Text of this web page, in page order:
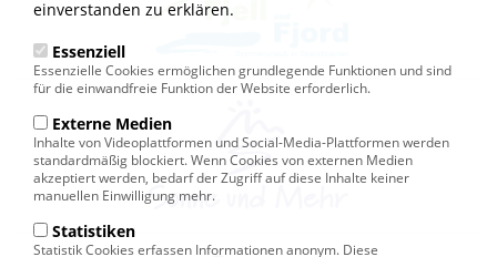
einverstanden zu erklären.
Essenziell
Essenzielle Cookies ermöglichen grundlegende Funktionen und sind
für die einwandfreie Funktion der Website erforderlich.
Externe Medien
Inhalte von Videoplattformen und Social-Media-Plattformen werden
standardmäßig blockiert. Wenn Cookies von externen Medien
akzeptiert werden, bedarf der Zugriff auf diese Inhalte keiner
manuellen Einwilligung mehr.
Statistiken
Statistik Cookies erfassen Informationen anonym. Diese